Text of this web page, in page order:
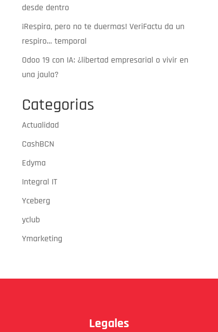
desde dentro
¡Respira, pero no te duermas! VeriFactu da un
respiro… temporal
Odoo 19 con IA: ¿libertad empresarial o vivir en
una jaula?
Categorias
Actualidad
CashBCN
Edyma
Integral IT
Yceberg
yclub
Ymarketing
Legales